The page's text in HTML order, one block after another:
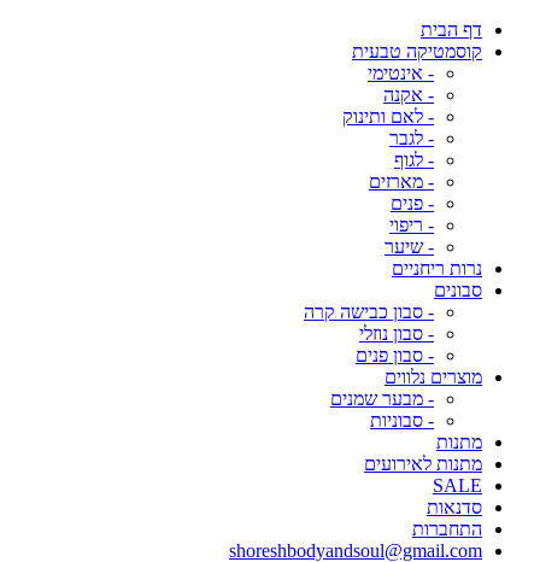
דף הבית
קוסמטיקה טבעית
- אינטימי
- אקנה
- לאם ותינוק
- לגבר
- לגוף
- מארזים
- פנים
- ריפוי
- שיער
נרות ריחניים
סבונים
- סבון כבישה קרה
- סבון נוזלי
- סבון פנים
מוצרים נלווים
- מבער שמנים
- סבוניות
מתנות
מתנות לאירועים
SALE
סדנאות
התחברות
shoreshbodyandsoul@gmail.com